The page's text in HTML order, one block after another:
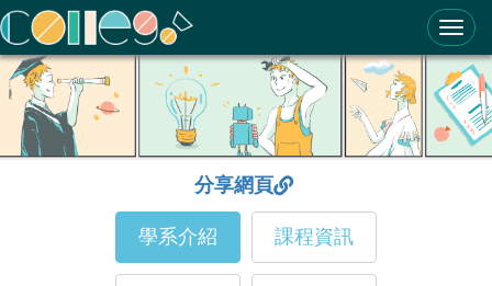
ColleGo! 大學選才與高中育才輔助系統
分享網頁
學系介紹 課程資訊